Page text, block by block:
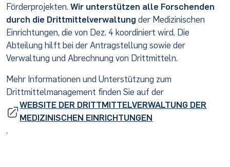
Förderprojekten. Wir unterstützen alle Forschenden
durch die Drittmittelverwaltung der Medizinischen
Einrichtungen, die von Dez. 4 koordiniert wird. Die
Abteilung hilft bei der Antragstellung sowie der
Verwaltung und Abrechnung von Drittmitteln.
Mehr Informationen und Unterstützung zum
Drittmittelmanagement finden Sie auf der
WEBSITE DER DRITTMITTELVERWALTUNG DER
MEDIZINISCHEN EINRICHTUNGEN
.